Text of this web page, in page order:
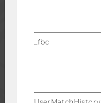
MITARBEITENDE
_fbc